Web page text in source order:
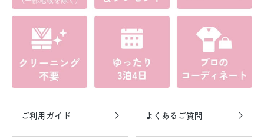
ご利用ガイド よくあるご質問